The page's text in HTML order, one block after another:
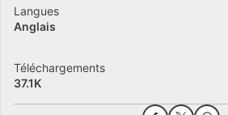
Langues
Anglais
Téléchargements
37.1K